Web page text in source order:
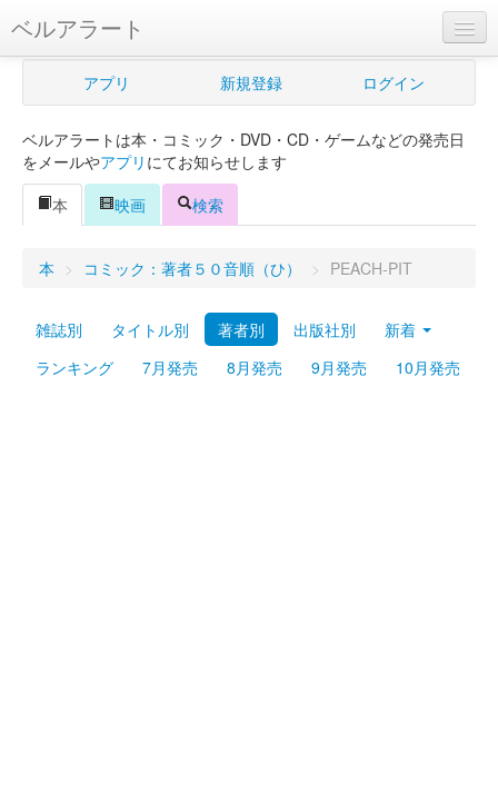
ベルアラート
ベルアラートとは
新規登録
ログイン
Myシェルフ
プレミアム
アプリ 新規登録 ログイン
ベルアラートは本・コミック・DVD・CD・ゲームなどの発売日
をメールやアプリ にてお知らせします
本
映画 検索
本 > コミック：著者５０音順（ひ） > PEACH-PIT
雑誌別 タイトル別 著者別 出版社別
新着
ランキング
7月発売 8月発売 9月発売 10月発売